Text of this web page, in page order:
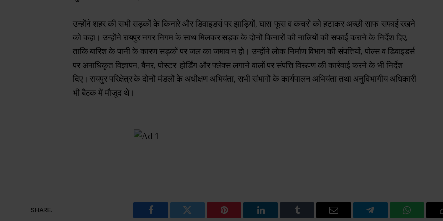
उन्होंने शहर की सभी सड़कों के किनारे और डिवाइडर्स पर झाड़ियों, घास-फूस व कचरों को हटाकर अच्छी साफ-सफाई रखने
को कहा। उन्होंने रायपुर नगर निगम के साथ मिलकर सड़क के दोनों किनारों की नालियों की सफाई कराने के निर्देश दिए,
ताकि बारिश के पानी के कारण सड़कों पर जल का जमाव न हो। उन्होंने लोक निर्माण विभाग की संपत्तियों, पोल्स व डिवाइडर्स
पर अनाधिकृत विज्ञापन, बैनर, पोस्टर, होर्डिंग और फ्लेक्स लगाने वालों पर संपत्ति विरूपण की कार्रवाई करने के भी निर्देश
दिए। रायपुर परिक्षेत्र के दोनों मंडलों के अधीक्षण अभियंता, सभी संभागों के कार्यपालन अभियंता तथा अनुविभागीय अधिकारी
भी बैठक में मौजूद थे।
SHARE.
Facebook Twitter Pinterest LinkedIn Tumblr Email Telegram